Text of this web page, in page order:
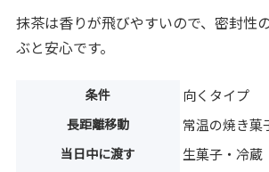
抹茶は香りが飛びやすいので、密封性
ぶと安心です。
条件 向くタイプ
長距離移動 常温の焼き菓
当日中に渡す 生菓子・冷蔵